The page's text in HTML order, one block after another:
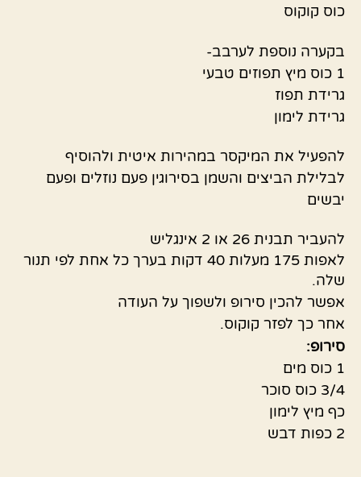
כוס קוקוס
בקערה נוספת לערבב-
1 כוס מיץ תפוזים טבעי
גרידת תפוז
גרידת לימון
להפעיל את המיקסר במהירות איטית ולהוסיף
לבלילת הביצים והשמן בסירוגין פעם נוזלים ופעם
יבשים
להעביר תבנית 26 או 2 אינגליש
לאפות 175 מעלות 40 דקות בערך כל אחת לפי תנור
שלה.
אפשר להכין סירופ ולשפוך על העודה
אחר כך לפזר קוקוס.
סירופ:
1 כוס מים
3/4 כוס סוכר
כף מיץ לימון
2 כפות דבש